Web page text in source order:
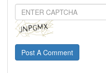
Post A Comment